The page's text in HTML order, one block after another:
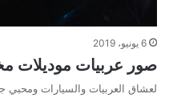
6 يونيو، 2019
صور عربيات موديلات
لعشاق العربيات والسيارات